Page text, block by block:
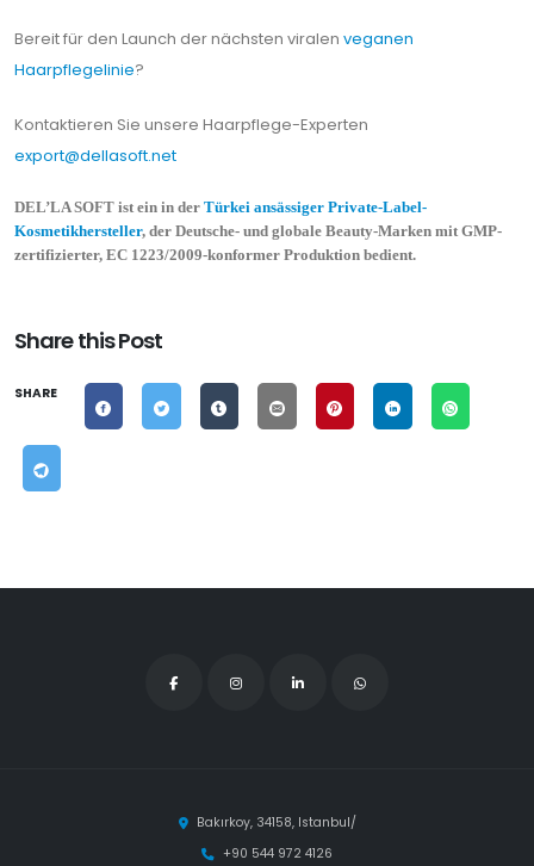
Bereit für den Launch der nächsten viralen veganen
Haarpflegelinie?
Kontaktieren Sie unsere Haarpflege-Experten
export@dellasoft.net
DEL’LA SOFT ist ein in der Türkei ansässiger Private-Label-
Kosmetikhersteller, der Deutsche- und globale Beauty-Marken mit GMP-
zertifizierter, EC 1223/2009-konformer Produktion bedient.
Share this Post
SHARE
Bakırkoy, 34158, Istanbul/
+90 544 972 4126